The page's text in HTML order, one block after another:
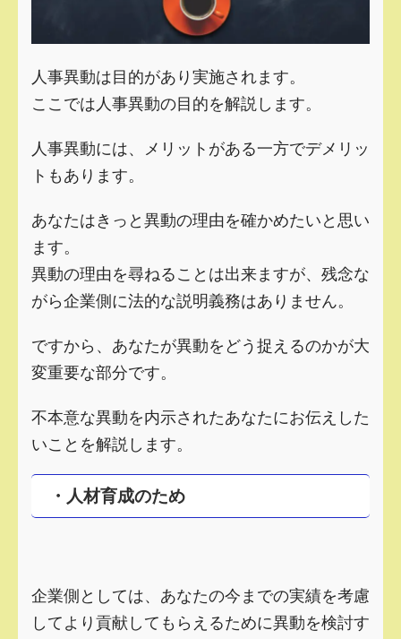
人事異動は目的があり実施されます。
ここでは人事異動の目的を解説します。
人事異動には、メリットがある一方でデメリッ
トもあります。
あなたはきっと異動の理由を確かめたいと思い
ます。
異動の理由を尋ねることは出来ますが、残念な
がら企業側に法的な説明義務はありません。
ですから、あなたが異動をどう捉えるのかが大
変重要な部分です。
不本意な異動を内示されたあなたにお伝えした
いことを解説します。
・人材育成のため
企業側としては、あなたの今までの実績を考慮
してより貢献してもらえるために異動を検討す